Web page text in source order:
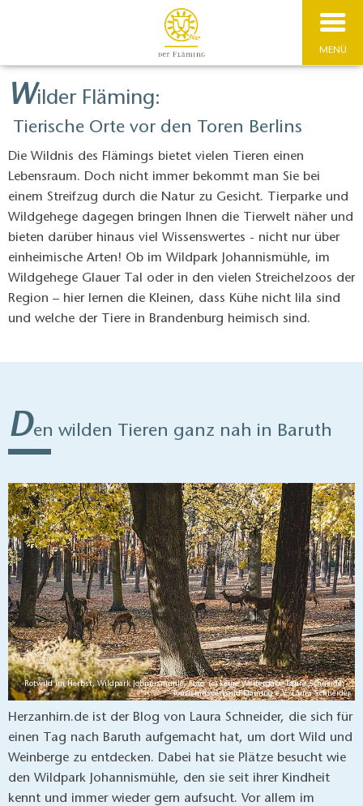
MENÜ
Wilder Fläming:
Tierische Orte vor den Toren Berlins
Die Wildnis des Flämings bietet vielen Tieren einen
Lebensraum. Doch nicht immer bekommt man Sie bei
einem Streifzug durch die Natur zu Gesicht. Tierparke und
Wildgehege dagegen bringen Ihnen die Tierwelt näher und
bieten darüber hinaus viel Wissenswertes - nicht nur über
einheimische Arten! Ob im Wildpark Johannismühle, im
Wildgehege Glauer Tal oder in den vielen Streichelzoos der
Region – hier lernen die Kleinen, dass Kühe nicht lila sind
und welche der Tiere in Brandenburg heimisch sind.
Den wilden Tieren ganz nah in Baruth
Rotwild im Herbst, Wildpark Johnnismühle, Foto: (c) keine Weitergabe Laura Schneider /
Tourismusverband Fläming e.V./Laura Schneider
Herzanhirn.de ist der Blog von Laura Schneider, die sich für
einen Tag nach Baruth aufgemacht hat, um dort Wild und
Weinberge zu entdecken. Dabei hat sie Plätze besucht wie
den Wildpark Johannismühle, den sie seit ihrer Kindheit
kennt und immer wieder gern aufsucht. Vor allem im